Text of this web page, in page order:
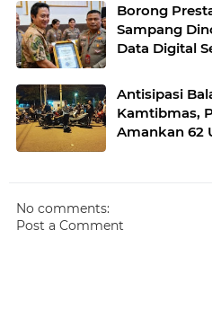
Borong
Sampang
Data Digital
Antisipasi
Kamtibmas,
Amankan 62
No comments:
Post a Comment